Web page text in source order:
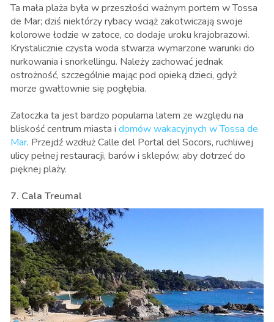
Ta mała plaża była w przeszłości ważnym portem w Tossa
de Mar; dziś niektórzy rybacy wciąż zakotwiczają swoje
kolorowe łodzie w zatoce, co dodaje uroku krajobrazowi.
Krystalicznie czysta woda stwarza wymarzone warunki do
nurkowania i snorkellingu. Należy zachować jednak
ostrożność, szczególnie mając pod opieką dzieci, gdyż
morze gwałtownie się pogłębia.
Zatoczka ta jest bardzo popularna latem ze względu na
bliskość centrum miasta i domów wakacyjnych w Tossa de
Mar. Przejdź wzdłuż Calle del Portal del Socors, ruchliwej
ulicy pełnej restauracji, barów i sklepów, aby dotrzeć do
pięknej plaży.
7. Cala Treumal